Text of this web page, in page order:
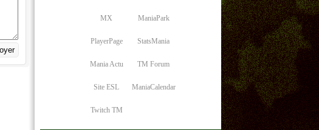
MX ManiaPark
PlayerPage StatsMania
Mania Actu TM Forum
Site ESL ManiaCalendar
Twitch TM